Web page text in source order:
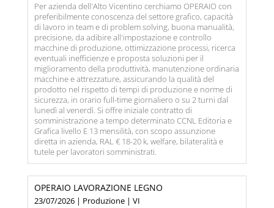
Per azienda dell'Alto Vicentino cerchiamo OPERAIO con
preferibilmente conoscenza del settore grafico, capacità
di lavoro in team e di problem solving, buona manualità,
precisione, da adibire all'impostazione e controllo
macchine di produzione, ottimizzazione processi, ricerca
eventuali inefficienze e proposta soluzioni per il
miglioramento della produttività, manutenzione ordinaria
macchine e attrezzature, assicurando la qualità del
prodotto nel rispetto di tempi di produzione e norme di
sicurezza, in orario full-time giornaliero o su 2 turni dal
lunedì al venerdì. Si offre iniziale contratto di
somministrazione a tempo determinato CCNL Editoria e
Grafica livello E 13 mensilità, con scopo assunzione
diretta in azienda, RAL € 18-20 k, welfare, bilateralità e
tutele per lavoratori somministrati.
OPERAIO LAVORAZIONE LEGNO
23/07/2026 | Produzione | VI